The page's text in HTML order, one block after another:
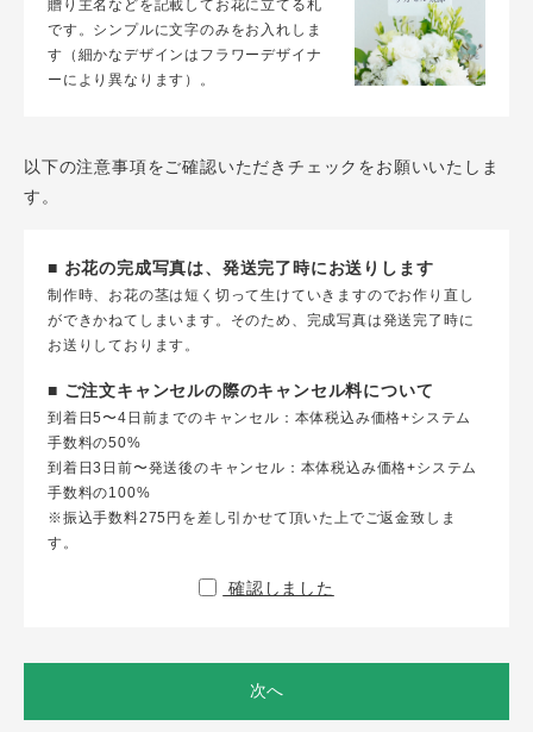
贈り主名などを記載してお花に立てる札
です。シンプルに文字のみをお入れしま
す（細かなデザインはフラワーデザイナ
ーにより異なります）。
以下の注意事項をご確認いただきチェックをお願いいたしま
す。
■ お花の完成写真は、発送完了時にお送りします
制作時、お花の茎は短く切って生けていきますのでお作り直し
ができかねてしまいます。そのため、完成写真は発送完了時に
お送りしております。
■ ご注文キャンセルの際のキャンセル料について
到着日5〜4日前までのキャンセル：本体税込み価格+システム
手数料の50%
到着日3日前〜発送後のキャンセル：本体税込み価格+システム
手数料の100%
※振込手数料275円を差し引かせて頂いた上でご返金致しま
す。
確認しました
次へ